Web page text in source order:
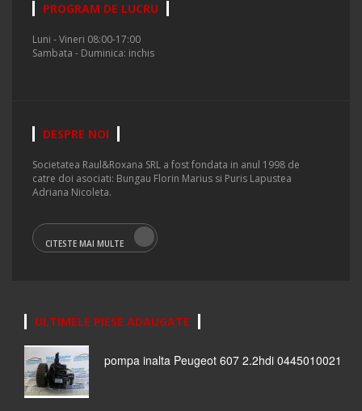
PROGRAM DE LUCRU
Luni - Vineri 08:00-17:00
Sambata - Duminica: inchis
DESPRE NOI
Societatea Raul&Roxana SRL a fost fondata in anul 1998 de
catre doi asociati: Bungau Florin Marius si Puris Lapustea
Adriana Nicoleta.
CITESTE MAI MULTE
ULTIMELE PIESE ADAUGATE
pompa inalta Peugeot 607 2.2hdi 0445010021